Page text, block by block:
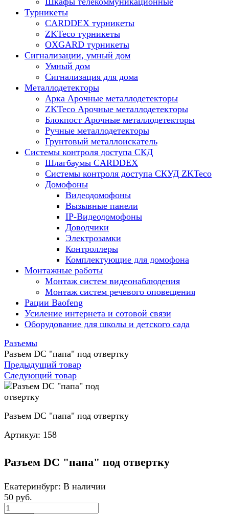
Турникеты
CARDDEX турникеты
ZKTeco турникеты
OXGARD турникеты
Сигнализации, умный дом
Умный дом
Сигнализация для дома
Металлодетекторы
Арка Арочные металлодетекторы
ZKTeco Арочные металлодетекторы
Блокпост Арочные металлодетекторы
Ручные металлодетекторы
Грунтовый металлоискатель
Системы контроля доступа СКД
Шлагбаумы CARDDEX
Системы контроля доступа СКУД ZKTeco
Домофоны
Видеодомофоны
Вызывные панели
IP-Видеодомофоны
Доводчики
Электрозамки
Контроллеры
Комплектующие для домофона
Монтажные работы
Монтаж систем видеонаблюдения
Монтаж систем речевого оповещения
Рации Baofeng
Усиление интернета и сотовой связи
Оборудование для школы и детского сада
Разъемы
Разъем DC "папа" под отвертку
Предыдущий товар
Следующий товар
Разъем DC "папа" под отвертку
Артикул: 158
Разъем DC "папа" под отвертку
Екатеринбург: В наличии
50 руб.